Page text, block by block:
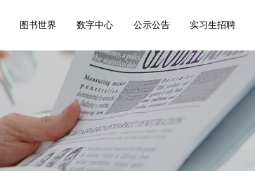
图书世界 数字中心 公示公告 实习生招聘